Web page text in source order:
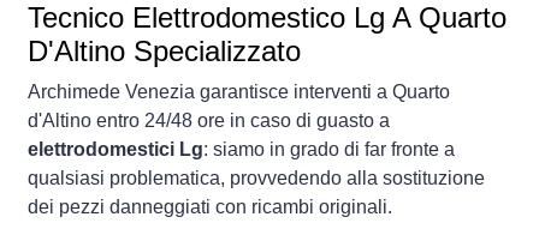
Tecnico Elettrodomestico Lg A Quarto
D'Altino Specializzato
Archimede Venezia garantisce interventi a Quarto
d'Altino entro 24/48 ore in caso di guasto a
elettrodomestici Lg: siamo in grado di far fronte a
qualsiasi problematica, provvedendo alla sostituzione
dei pezzi danneggiati con ricambi originali.